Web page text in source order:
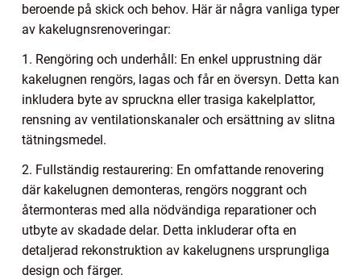
beroende på skick och behov. Här är några vanliga typer
av kakelugnsrenoveringar:
1. Rengöring och underhåll: En enkel upprustning där
kakelugnen rengörs, lagas och får en översyn. Detta kan
inkludera byte av spruckna eller trasiga kakelplattor,
rensning av ventilationskanaler och ersättning av slitna
tätningsmedel.
2. Fullständig restaurering: En omfattande renovering
där kakelugnen demonteras, rengörs noggrant och
återmonteras med alla nödvändiga reparationer och
utbyte av skadade delar. Detta inkluderar ofta en
detaljerad rekonstruktion av kakelugnens ursprungliga
design och färger.